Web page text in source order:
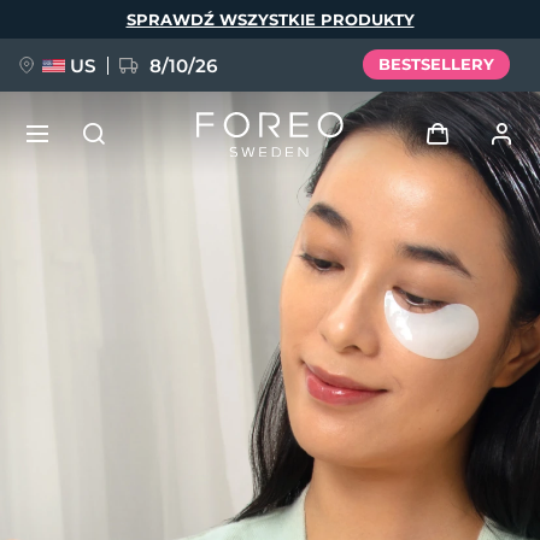
SPRAWDŹ WSZYSTKIE PRODUKTY
US 8/10/26 BESTSELLERY
Zaloguj
Profil użytkownika
Moje urządzenia
Moje zamówienia
Moje subskrypcje
FAQ™ Pure Beauty-Tech Elixir
issa™ Teeth Whitening Set
Español
Italiano
Português
Svenska
Русский
简体中文 繁體中文